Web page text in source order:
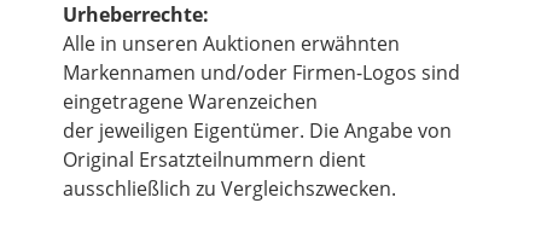
Urheberrechte:
Alle in unseren Auktionen erwähnten
Markennamen und/oder Firmen-Logos sind
eingetragene Warenzeichen
der jeweiligen Eigentümer. Die Angabe von
Original Ersatzteilnummern dient
ausschließlich zu Vergleichszwecken.